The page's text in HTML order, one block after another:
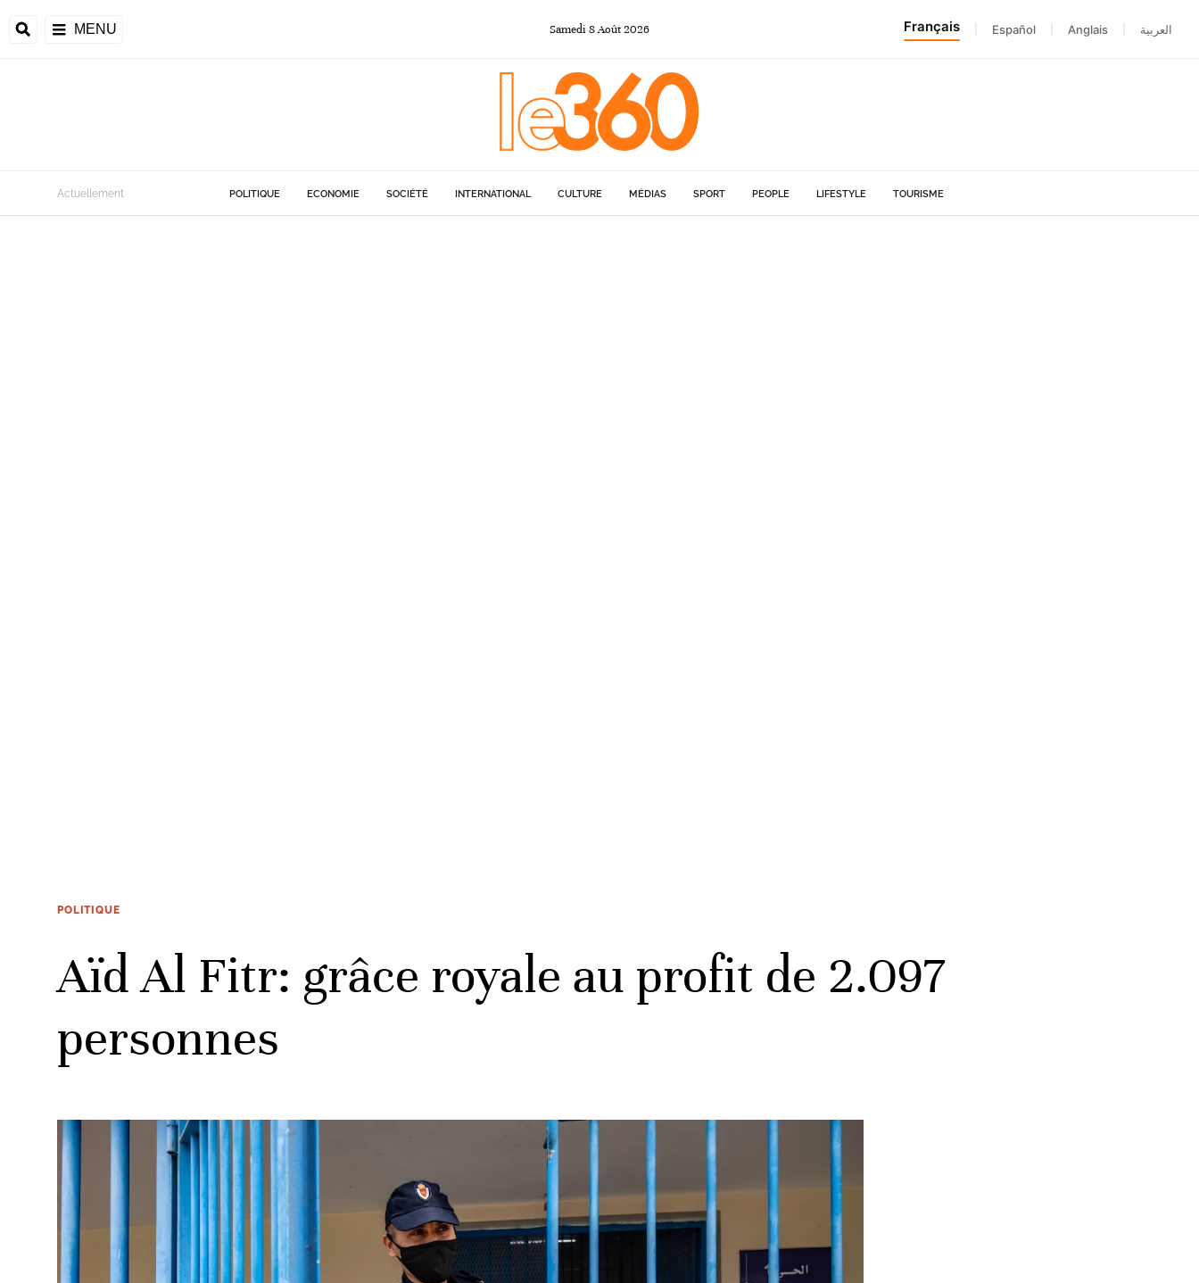
MENU Samedi 8Août2026 Français Español Anglais العربية
Actuellement POLITIQUE ECONOMIE SOCIÉTÉ INTERNATIONAL CULTURE MÉDIAS SPORT PEOPLE LIFESTYLE TOURISME
POLITIQUE
Aïd Al Fitr: grâce royale au profit de 2.097
personnes